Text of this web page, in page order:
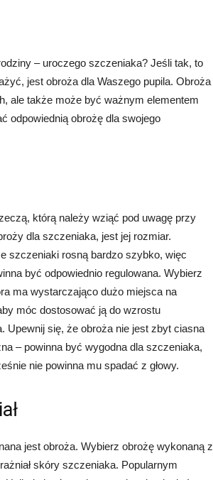
– uroczego szczeniaka? Jeśli tak, to
jest obroża dla Waszego pupila. Obroża
ale także może być ważnym elementem
odpowiednią obrożę dla swojego
którą należy wziąć pod uwagę przy
dla szczeniaka, jest jej rozmiar.
szczeniaki rosną bardzo szybko, więc
być odpowiednio regulowana. Wybierz
ma wystarczająco dużo miejsca na
móc dostosować ją do wzrostu
Upewnij się, że obroża nie jest zbyt ciasna
– powinna być wygodna dla szczeniaka,
nie powinna mu spadać z głowy.
jest obroża. Wybierz obrożę wykonaną z
skóry szczeniaka. Popularnym